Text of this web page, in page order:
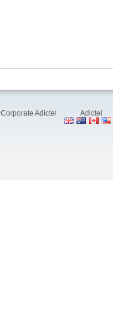
Corporate Adictel Adictel